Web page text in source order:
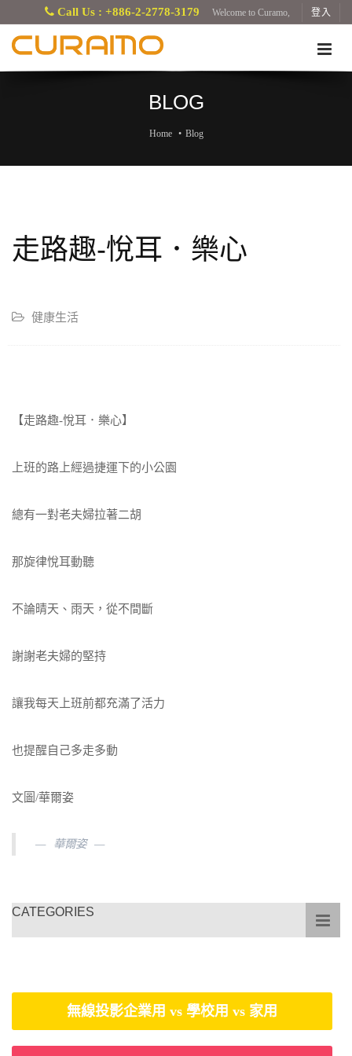
Call Us : +886-2-2778-3179 Welcome to Curamo, 登入
BLOG
Home Blog
走路趣-悅耳．樂心
健康生活
【走路趣-悅耳．樂心】
上班的路上經過捷運下的小公園
總有一對老夫婦拉著二胡
那旋律悅耳動聽
不論晴天、雨天，從不間斷
謝謝老夫婦的堅持
讓我每天上班前都充滿了活力
也提醒自己多走多動
文圖/華爾姿
華爾姿
CATEGORIES
無線投影企業用 vs 學校用 vs 家用